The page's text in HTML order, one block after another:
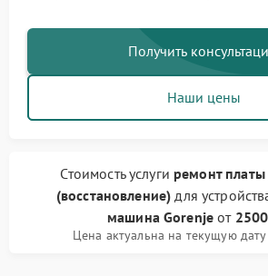
Получить
Наши цены
Стоимость услуги ремонт
(восстановление) для
машина Gorenje от
Цена актуальна на текущую